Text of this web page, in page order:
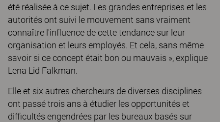
été réalisée à ce sujet. Les grandes entreprises et les
autorités ont suivi le mouvement sans vraiment
connaître l'influence de cette tendance sur leur
organisation et leurs employés. Et cela, sans même
savoir si ce concept était bon ou mauvais », explique
Lena Lid Falkman.
Elle et six autres chercheurs de diverses disciplines
ont passé trois ans à étudier les opportunités et
difficultés engendrées par les bureaux basés sur